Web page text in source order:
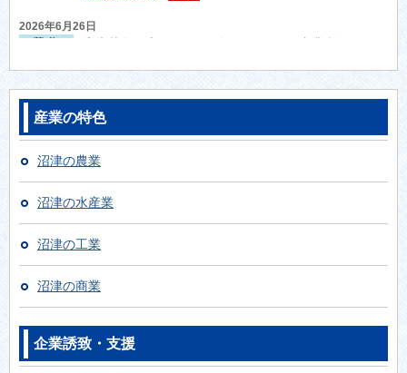
2026年6月26日
2026年6月19日
沼津市第二中学校区学校跡施設活用に関するサウン
ディング型市場調査について
2026年6月19日
【参加者募集】学生と本音で話せる「沼津市 企業×
学生交流会」のご案内
2026年6月15日
2026年6月15日
【入札結果】戸田B&G海洋センターへの自動販売機
設置事業者を募集します
産業の特色
沼津の農業
沼津の水産業
沼津の工業
沼津の商業
企業誘致・支援